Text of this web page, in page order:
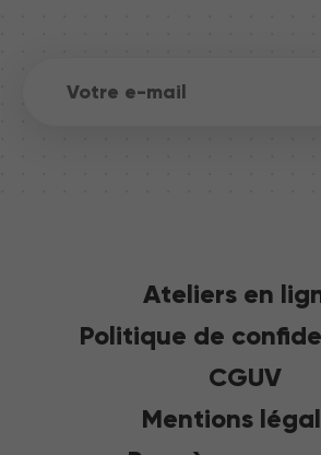
Ateliers en
Politique de
CGUV
Mentions